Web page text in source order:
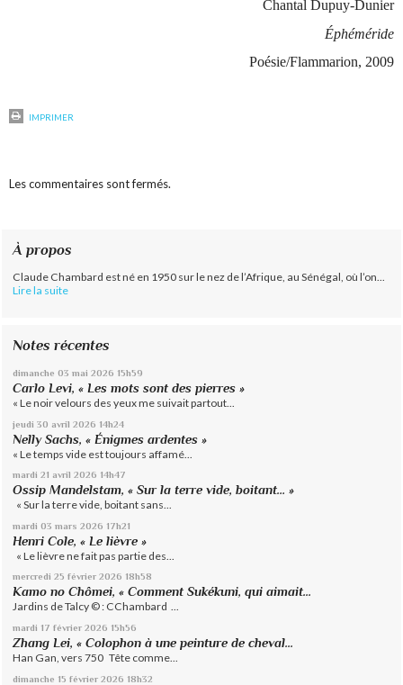
Chantal Dupuy-Dunier
Éphéméride
Poésie/Flammarion, 2009
IMPRIMER
Les commentaires sont fermés.
À propos
Claude Chambard est né en 1950 sur le nez de l’Afrique, au Sénégal, où l’on...
Lire la suite
Notes récentes
dimanche 03 mai 2026 15h59
Carlo Levi, « Les mots sont des pierres »
« Le noir velours des yeux me suivait partout...
jeudi 30 avril 2026 14h24
Nelly Sachs, « Énigmes ardentes »
« Le temps vide est toujours affamé...
mardi 21 avril 2026 14h47
Ossip Mandelstam, « Sur la terre vide, boitant… »
« Sur la terre vide, boitant sans...
mardi 03 mars 2026 17h21
Henri Cole, « Le lièvre »
« Le lièvre ne fait pas partie des...
mercredi 25 février 2026 18h58
Kamo no Chômei, « Comment Sukékuni, qui aimait...
Jardins de Talcy © : CChambard ...
mardi 17 février 2026 15h56
Zhang Lei, « Colophon à une peinture de cheval...
Han Gan, vers 750 Tête comme...
dimanche 15 février 2026 18h32